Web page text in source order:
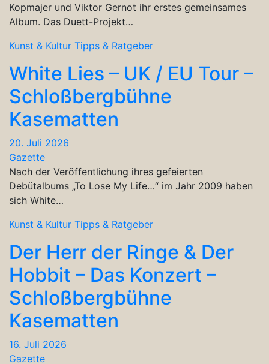
Kopmajer und Viktor Gernot ihr erstes gemeinsames
Album. Das Duett-Projekt…
Kunst & Kultur Tipps & Ratgeber
White Lies – UK / EU Tour –
Schloßbergbühne
Kasematten
20. Juli 2026
Gazette
Nach der Veröffentlichung ihres gefeierten
Debütalbums „To Lose My Life…“ im Jahr 2009 haben
sich White…
Kunst & Kultur Tipps & Ratgeber
Der Herr der Ringe & Der
Hobbit – Das Konzert –
Schloßbergbühne
Kasematten
16. Juli 2026
Gazette